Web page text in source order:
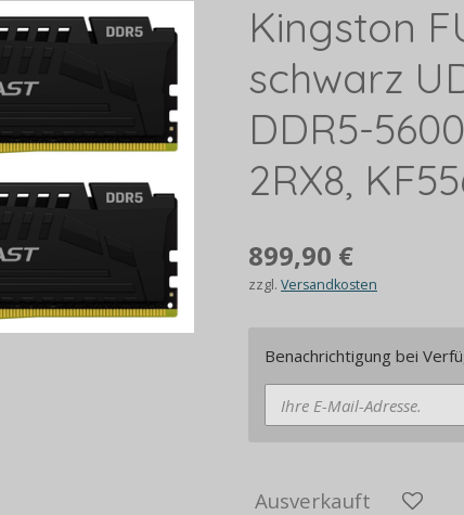
Kingston
schwarz
DDR5-
2RX8,
899,90 €
zzgl. Versandkosten
Benachrichtigung bei
Ausverkauft